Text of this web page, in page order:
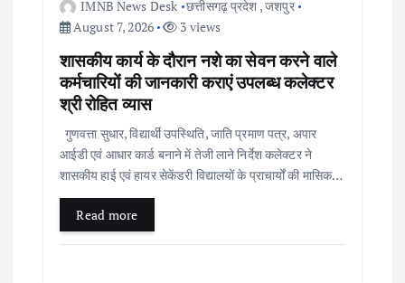
IMNB News Desk छत्तीसगढ़ प्रदेश ,जशपुर
August 7, 2026
3 views
शासकीय कार्य के दौरान नशे का सेवन करने वाले
कर्मचारियों की जानकारी कराएं उपलब्ध कलेक्टर
श्री रोहित व्यास
गुणवत्ता सुधार, विद्यार्थी उपस्थिति, जाति प्रमाण पत्र, अपार
आईडी एवं आधार कार्ड बनाने में तेजी लाने निर्देश कलेक्टर ने
शासकीय हाई एवं हायर सेकेंडरी विद्यालयों के प्राचार्यों की मासिक…
Read more